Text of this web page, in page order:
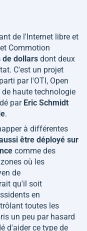
de l'Internet libre et
Commotion
de dollars dont deux
C'est un projet
par l'OTI, Open
haute technologie
par Eric Schmidt
.
à différentes
être déployé sur
comme des
où les
de
qu'il soit
en
toutes les
un peu par hasard
d'aider ce type de